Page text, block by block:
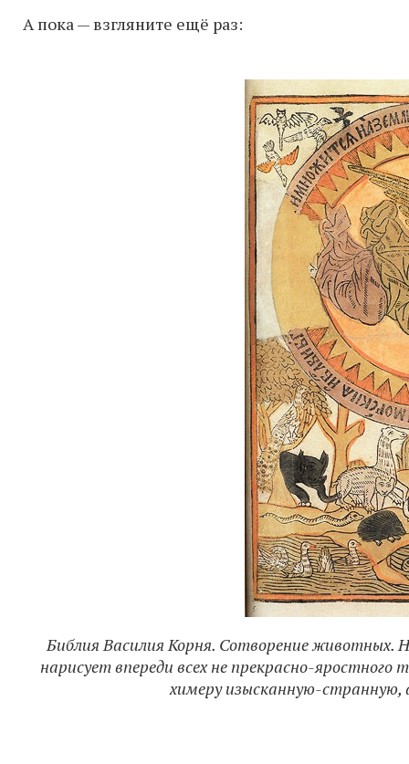
А пока — взгляните ещё раз:
Библия Василия Корня. Сотворение животных.
нарисует впереди всех не прекрасно-яростного
химеру изысканную-странную,